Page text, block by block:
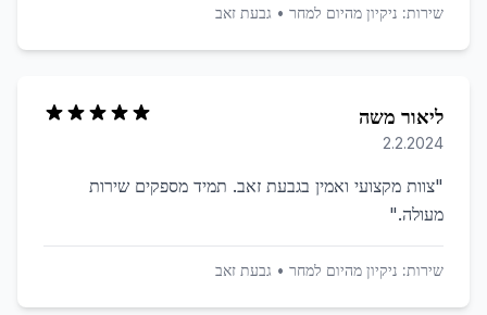
שירות: ניקיון מהיום למחר • גבעת זאב
ליאור משה
2.2.2024
"צוות מקצועי ואמין בגבעת זאב. תמיד מספקים שירות
מעולה."
שירות: ניקיון מהיום למחר • גבעת זאב